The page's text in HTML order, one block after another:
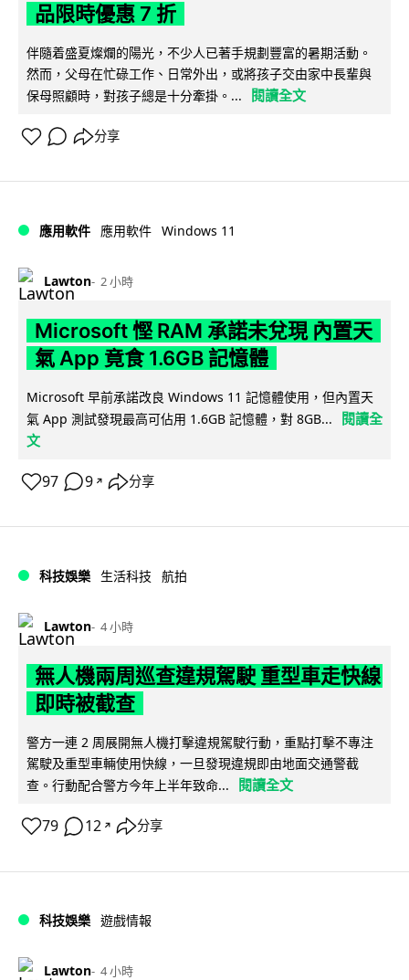
品限時優惠 7 折
伴隨着盛夏燦爛的陽光，不少人已著手規劃豐富的暑期活動。
然而，父母在忙碌工作、日常外出，或將孩子交由家中長輩與
保母照顧時，對孩子總是十分牽掛。...
閱讀全文
分享
應用軟件 應用軟件 Windows 11
Lawton 2 小時
Microsoft 慳 RAM 承諾未兌現 內置天
氣 App 竟食 1.6GB 記憶體
Microsoft 早前承諾改良 Windows 11 記憶體使用，但內置天
氣 App 測試發現最高可佔用 1.6GB 記憶體，對 8GB...
閱讀全
文
97 9 ↗ 分享
科技娛樂 生活科技 航拍
Lawton 4 小時
無人機兩周巡查違規駕駛 重型車走快線
即時被截查
警方一連 2 周展開無人機打擊違規駕駛行動，重點打擊不專注
駕駛及重型車輛使用快線，一旦發現違規即由地面交通警截
查。行動配合警方今年上半年致命...
閱讀全文
79 12 ↗ 分享
科技娛樂 遊戲情報
Lawton 4 小時